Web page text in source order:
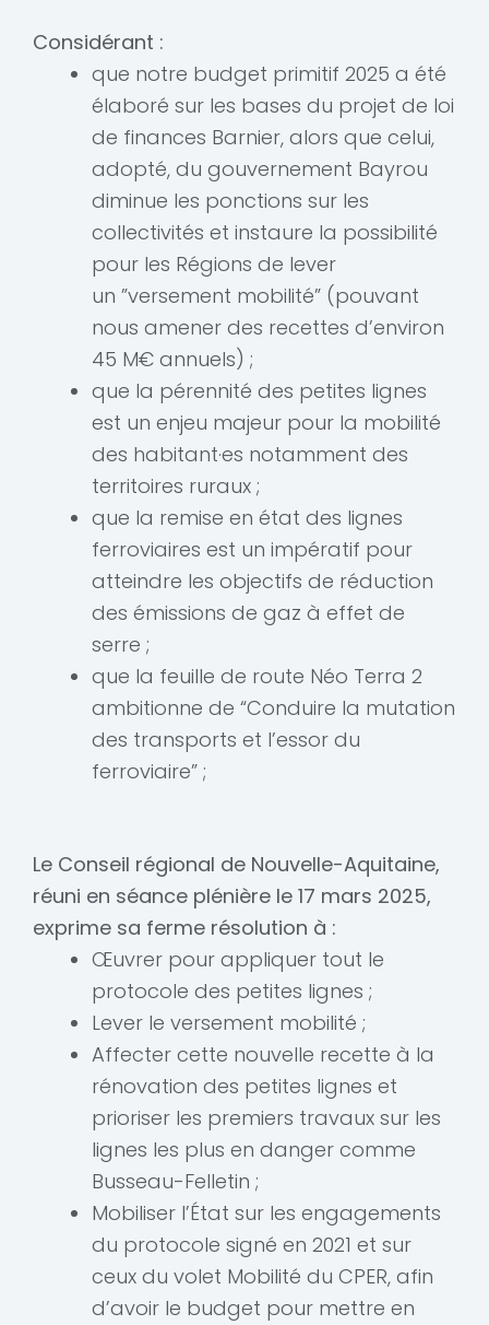
Considérant :
que notre budget primitif 2025 a été
élaboré sur les bases du projet de loi
de finances Barnier, alors que celui,
adopté, du gouvernement Bayrou
diminue les ponctions sur les
collectivités et instaure la possibilité
pour les Régions de lever
un ”versement mobilité” (pouvant
nous amener des recettes d’environ
45 M€ annuels) ;
que la pérennité des petites lignes
est un enjeu majeur pour la mobilité
des habitant·es notamment des
territoires ruraux ;
que la remise en état des lignes
ferroviaires est un impératif pour
atteindre les objectifs de réduction
des émissions de gaz à effet de
serre ;
que la feuille de route Néo Terra 2
ambitionne de “Conduire la mutation
des transports et l’essor du
ferroviaire” ;
Le Conseil régional de Nouvelle-Aquitaine,
réuni en séance plénière le 17 mars 2025,
exprime sa ferme résolution à :
Œuvrer pour appliquer tout le
protocole des petites lignes ;
Lever le versement mobilité ;
Affecter cette nouvelle recette à la
rénovation des petites lignes et
prioriser les premiers travaux sur les
lignes les plus en danger comme
Busseau-Felletin ;
Mobiliser l’État sur les engagements
du protocole signé en 2021 et sur
ceux du volet Mobilité du CPER, afin
d’avoir le budget pour mettre en